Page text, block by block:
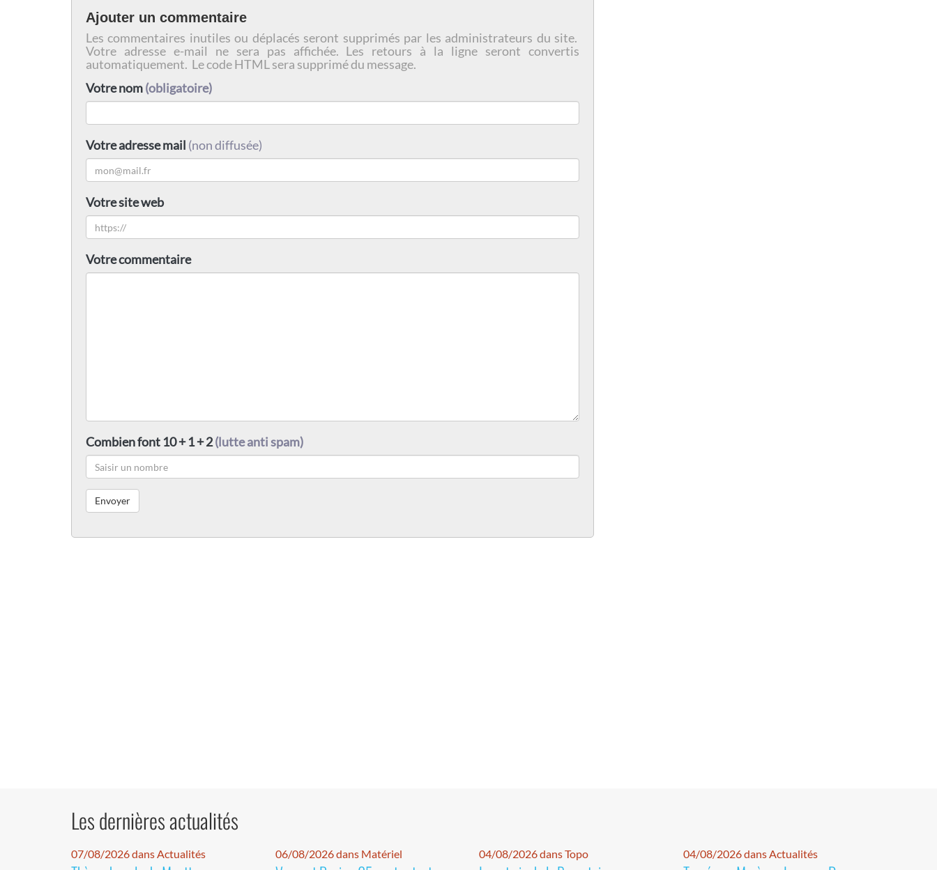
Ajouter un commentaire
Les commentaires inutiles ou déplacés seront supprimés par les administrateurs du site.
Votre adresse e-mail ne sera pas affichée. Les retours à la ligne seront convertis
automatiquement. Le code HTML sera supprimé du message.
Votre nom(obligatoire)
Votre adresse mail (non diffusée)
Votre site web
Votre commentaire
Combien font 10 + 1 + 2(lutte anti spam)
Les dernières actualités
07/08/2026 dans Actualités 06/08/2026 dans Matériel 04/08/2026 dans Topo 04/08/2026 dans Actualités